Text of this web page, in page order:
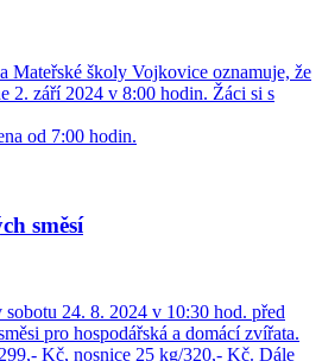
Mateřské školy Vojkovice oznamuje, že
2. září 2024 v 8:00 hodin. Žáci si s
od 7:00 hodin.
směsí
24. 8. 2024 v 10:30 hod. před
pro hospodářská a domácí zvířata.
Kč, nosnice 25 kg/320,- Kč. Dále